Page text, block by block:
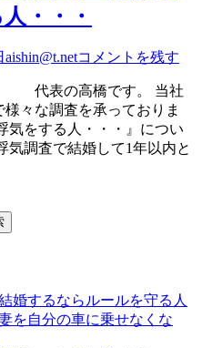
・・・
aishin@t.netコメントを残す
） 代表の高橋です。 当社
々な調査を承っておりま
気をする人・・・』につい
気調査で結婚して1年以内と
するならルールを守る人
を自分の車に乗せなくな